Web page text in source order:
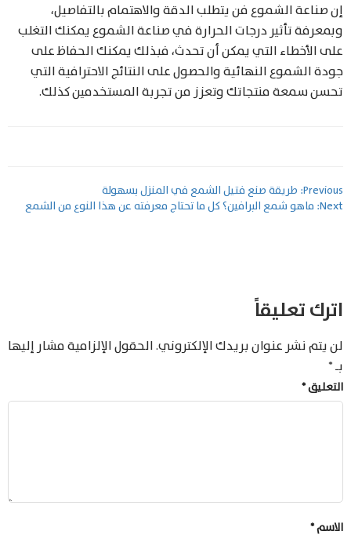
إن صناعة الشموع فن يتطلب الدقة والاهتمام بالتفاصيل،
وبمعرفة تأثير درجات الحرارة في صناعة الشموع يمكنك التغلب
على الأخطاء التي يمكن أن تحدث، فبذلك يمكنك الحفاظ على
جودة الشموع النهائية والحصول على النتائج الاحترافية التي
تحسن سمعة منتجاتك وتعزز من تجربة المستخدمين كذلك.
تصفّح
المقالات
Previous: طريقة صنع فتيل الشمع في المنزل بسهولة
Next: ماهو شمع البرافين؟ كل ما تحتاج معرفته عن هذا النوع من الشمع
اترك تعليقاً
لن يتم نشر عنوان بريدك الإلكتروني.الحقول الإلزامية مشار إليها
بـ*
التعليق*
الاسم*